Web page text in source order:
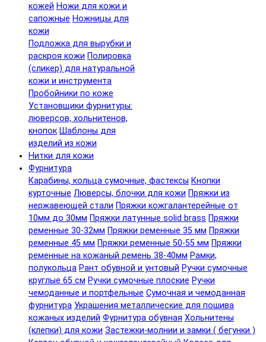
кожей Ножи для кожи и
сапожные Ножницы для
кожи
Подложка для вырубки и
раскроя кожи Полировка
(сликер) для натуральной
кожи и инструмента
Пробойники по коже
Установщики фурнитуры:
люверсов, хольнитенов,
кнопок Шаблоны для
изделий из кожи
Нитки для кожи
Фурнитура
Карабины, кольца сумочные, фастексы Кнопки
курточные Люверсы, блочки для кожи Пряжки из
нержавеющей стали Пряжки кожгалантерейные от
10мм до 30мм Пряжки латунные solid brass Пряжки
ременные 30-32мм Пряжки ременные 35 мм Пряжки
ременные 45 мм Пряжки ременные 50-55 мм Пряжки
ременные на кожаный ремень 38-40мм Рамки,
полукольца Рант обувной и унтовый Ручки сумочные
круглые 65 см Ручки сумочные плоские Ручки
чемоданные и портфельные Сумочная и чемоданная
фурнитура Украшения металлические для пошива
кожаных изделий Фурнитура обувная Хольнитены
(клепки) для кожи Застежки-молнии и замки ( бегунки )